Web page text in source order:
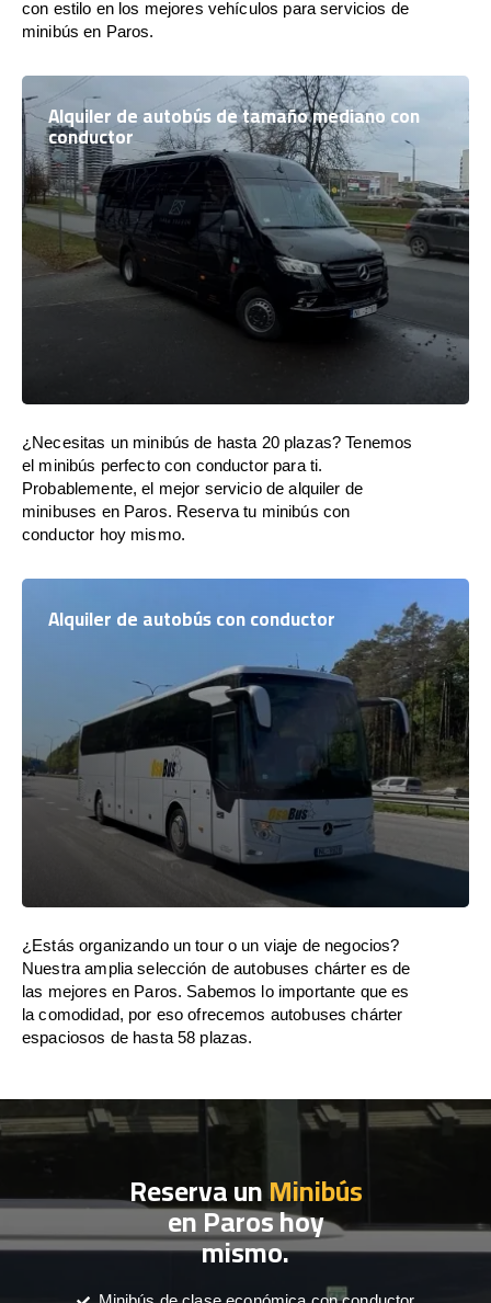
con estilo en los mejores vehículos para servicios de
minibús en Paros.
Alquiler de autobús de tamaño mediano con
conductor
¿Necesitas un minibús de hasta 20 plazas? Tenemos
el minibús perfecto con conductor para ti.
Probablemente, el mejor servicio de alquiler de
minibuses en Paros. Reserva tu minibús con
conductor hoy mismo.
Alquiler de autobús con conductor
¿Estás organizando un tour o un viaje de negocios?
Nuestra amplia selección de autobuses chárter es de
las mejores en Paros. Sabemos lo importante que es
la comodidad, por eso ofrecemos autobuses chárter
espaciosos de hasta 58 plazas.
Reserva unMinibús
en Paros hoy
mismo.